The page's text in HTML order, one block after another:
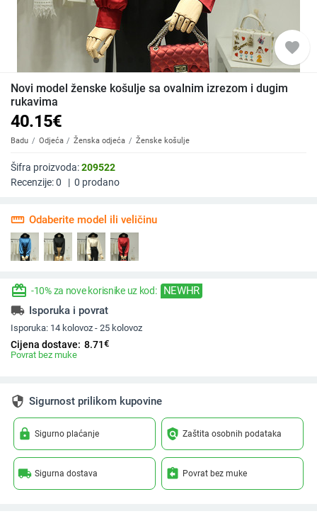
favorite
Novi model ženske košulje sa ovalnim izrezom i dugim
rukavima
40.15€
Badu Odjeća Ženska odjeća Ženske košulje
Šifra proizvoda:209522
Recenzije:0 | 0 prodano
straighten Odaberite model ili veličinu
redeem -10% za nove korisnike uz kod: NEWHR
local_shipping Isporuka i povrat
Isporuka: 14 kolovoz - 25 kolovoz
Cijena dostave: 8.71€
Povrat bez muke
security Sigurnost prilikom kupovine
lock Sigurno plaćanje policy Zaštita osobnih podataka
local_shipping Sigurna dostava assignment_return Povrat bez muke